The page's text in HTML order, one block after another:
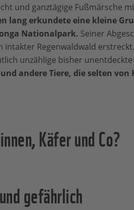
und ganztägige Fußmärsche
lang erkundete eine kleine
Nationalpark. Seiner
Regenwaldwald
unzählige bisher
andere Tiere, die selten
Käfer und Co?
gefährlich